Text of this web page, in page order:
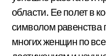
области. Ее полет в
символом равенства
многих женщин по